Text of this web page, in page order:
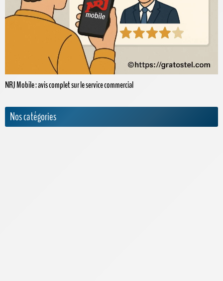
NRJ Mobile : avis complet sur le service commercial
Nos catégories